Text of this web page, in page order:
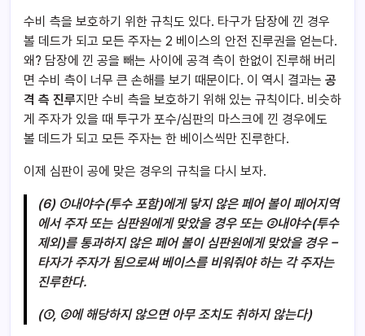
수비 측을 보호하기 위한 규칙도 있다. 타구가 담장에 낀 경우
볼 데드가 되고 모든 주자는 2 베이스의 안전 진루권을 얻는다.
왜? 담장에 낀 공을 빼는 사이에 공격 측이 한없이 진루해 버리
면 수비 측이 너무 큰 손해를 보기 때문이다. 이 역시 결과는 공
격 측 진루지만 수비 측을 보호하기 위해 있는 규칙이다. 비슷하
게 주자가 있을 때 투구가 포수/심판의 마스크에 낀 경우에도
볼 데드가 되고 모든 주자는 한 베이스씩만 진루한다.
이제 심판이 공에 맞은 경우의 규칙을 다시 보자.
(6) ①내야수(투수 포함)에게 닿지 않은 페어 볼이 페어지역
에서 주자 또는 심판원에게 맞았을 경우 또는 ②내야수(투수
제외)를 통과하지 않은 페어 볼이 심판원에게 맞았을 경우 –
타자가 주자가 됨으로써 베이스를 비워줘야 하는 각 주자는
진루한다.
(①, ②에 해당하지 않으면 아무 조치도 취하지 않는다)